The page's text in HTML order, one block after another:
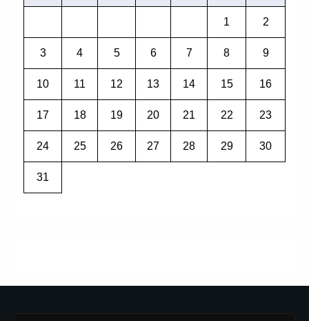
1 2
3 4 5 6 7 8 9
10 11 12 13 14 15 16
17 18 19 20 21 22 23
24 25 26 27 28 29 30
31